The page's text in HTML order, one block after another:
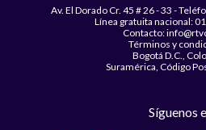
Av. El Dorado Cr. 45 # 26 - 33 -
Línea gratuita nacional:
Contacto:
Términos y
Bogotá D.C.,
Suramérica, Código
Síguenos